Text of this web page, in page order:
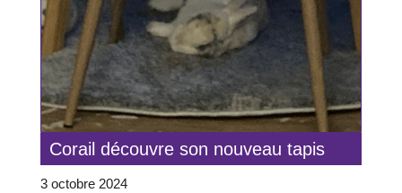
Corail découvre son nouveau tapis
3 octobre 2024